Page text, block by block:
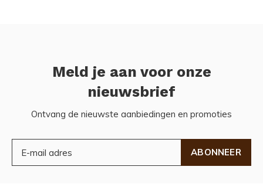
Meld je aan voor onze
nieuwsbrief
Ontvang de nieuwste aanbiedingen en promoties
ABONNEER